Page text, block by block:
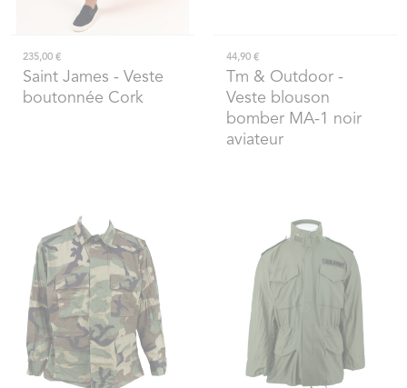
235,00 €
Saint James - Veste
boutonnée Cork
44,90 €
Tm & Outdoor-
Veste blouson
bomber MA-1 noir
aviateur